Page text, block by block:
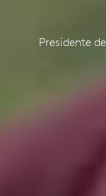
Presidente